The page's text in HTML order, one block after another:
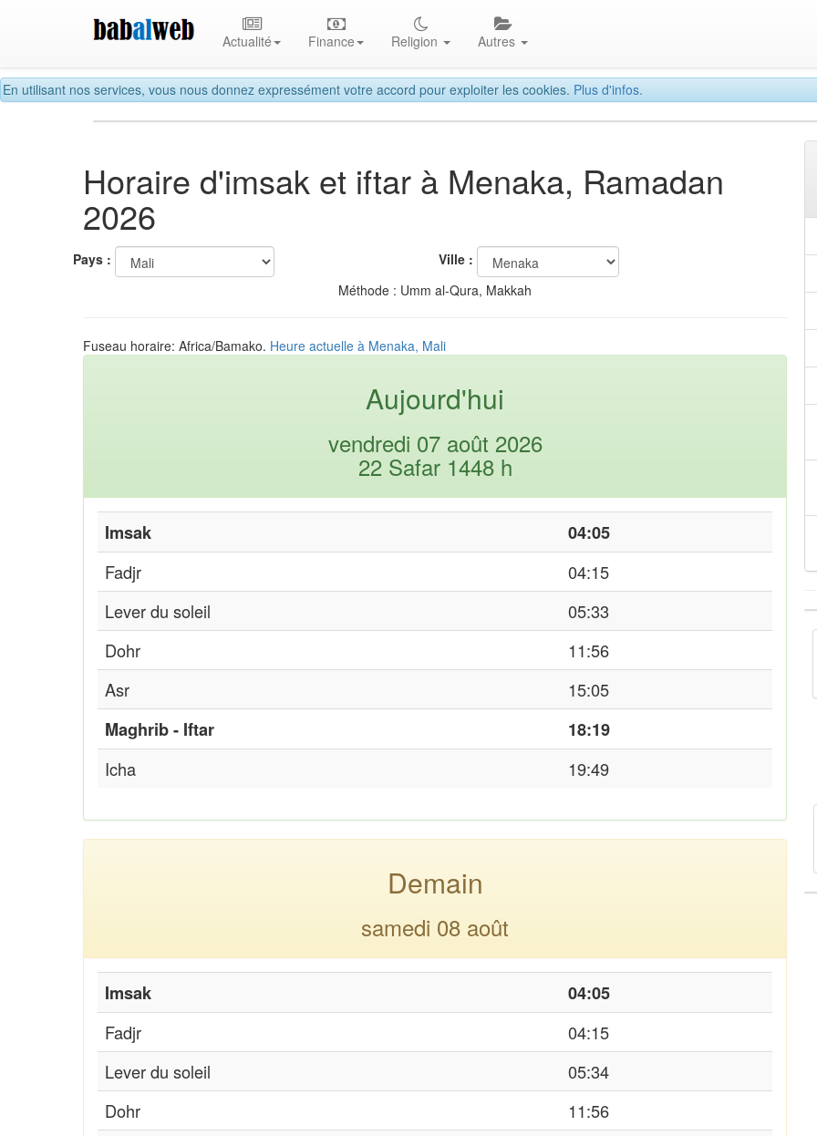
En utilisant nos services, vous nous donnez expressément votre accord pour exploiter les cookies. Plus d'infos.
Actualité Finance Religion Autres
Horaire d'imsak et iftar à Menaka, Ramadan
2026
Pays :
Ville :
Méthode : Umm al-Qura, Makkah
Fuseau horaire: Africa/Bamako. Heure actuelle à Menaka, Mali
Aujourd'hui
vendredi 07 août 2026
22 Safar 1448 h
Imsak
04:05
Fadjr
04:15
Lever du soleil
05:33
Dohr
11:56
Asr
15:05
Maghrib - Iftar
18:19
Icha
19:49
Demain
samedi 08 août
Imsak
04:05
Fadjr
04:15
Lever du soleil
05:34
Dohr
11:56